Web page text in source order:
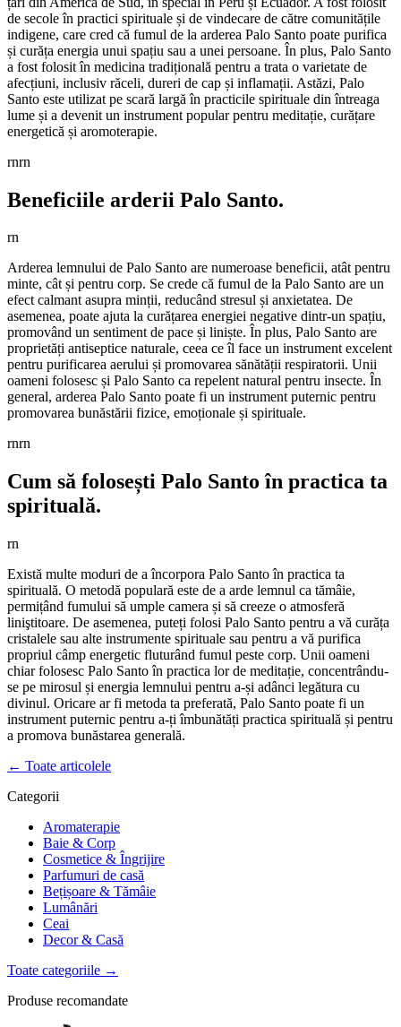
de secole în practici spirituale și de vindecare de către comunitățile
indigene, care cred că fumul de la arderea Palo Santo poate purifica
și curăța energia unui spațiu sau a unei persoane. În plus, Palo Santo
a fost folosit în medicina tradițională pentru a trata o varietate de
afecțiuni, inclusiv răceli, dureri de cap și inflamații. Astăzi, Palo
Santo este utilizat pe scară largă în practicile spirituale din întreaga
lume și a devenit un instrument popular pentru meditație, curățare
energetică și aromoterapie.
rnrn
Beneficiile arderii Palo Santo.
rn
Arderea lemnului de Palo Santo are numeroase beneficii, atât pentru
minte, cât și pentru corp. Se crede că fumul de la Palo Santo are un
efect calmant asupra minții, reducând stresul și anxietatea. De
asemenea, poate ajuta la curățarea energiei negative dintr-un spațiu,
promovând un sentiment de pace și liniște. În plus, Palo Santo are
proprietăți antiseptice naturale, ceea ce îl face un instrument excelent
pentru purificarea aerului și promovarea sănătății respiratorii. Unii
oameni folosesc și Palo Santo ca repelent natural pentru insecte. În
general, arderea Palo Santo poate fi un instrument puternic pentru
promovarea bunăstării fizice, emoționale și spirituale.
rnrn
Cum să folosești Palo Santo în practica ta
spirituală.
rn
Există multe moduri de a încorpora Palo Santo în practica ta
spirituală. O metodă populară este de a arde lemnul ca tămâie,
permițând fumului să umple camera și să creeze o atmosferă
liniştitoare. De asemenea, puteți folosi Palo Santo pentru a vă curăța
cristalele sau alte instrumente spirituale sau pentru a vă purifica
propriul câmp energetic fluturând fumul peste corp. Unii oameni
chiar folosesc Palo Santo în practica lor de meditație, concentrându-
se pe mirosul și energia lemnului pentru a-și adânci legătura cu
divinul. Oricare ar fi metoda ta preferată, Palo Santo poate fi un
instrument puternic pentru a-ți îmbunătăți practica spirituală și pentru
a promova bunăstarea generală.
← Toate articolele
Categorii
Aromaterapie
Baie & Corp
Cosmetice & Îngrijire
Parfumuri de casă
Bețișoare & Tămâie
Lumânări
Ceai
Decor & Casă
Toate categoriile →
Produse recomandate